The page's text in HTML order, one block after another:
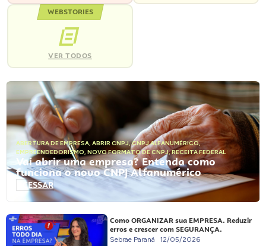
WEBSTORIES
VER TODOS
ABERTURA DE EMPRESA, ABRIR CNPJ,CNPJ ALFANUMÉRICO,
EMPREENDEDORISMO, NOVO FORMATO DE CNPJ,RECEITA FEDERAL
Vai abrir uma empresa? Entenda como
funciona o novo CNPJ Alfanumérico
ACESSAR
Como ORGANIZAR sua EMPRESA. Reduzir
erros e crescer com SEGURANÇA.
Sebrae Paraná 12/05/2026